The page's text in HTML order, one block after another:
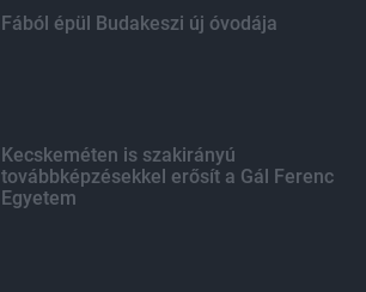
Fából épül Budakeszi új óvodája
Kecskeméten is szakirányú
továbbképzésekkel erősít a Gál Ferenc
Egyetem